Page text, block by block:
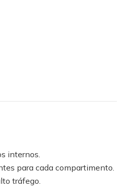
internos.
para cada compartimento.
tráfego.